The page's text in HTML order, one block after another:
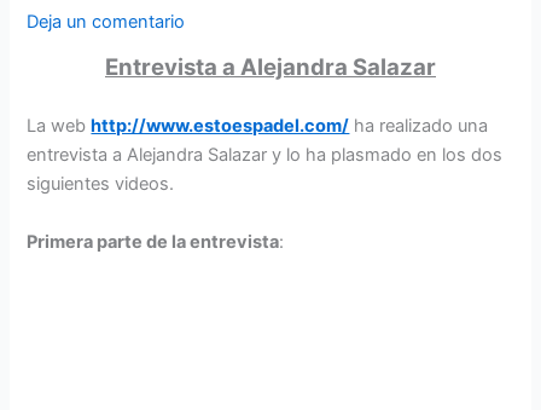
Deja un comentario
Entrevista a Alejandra Salazar
La webhttp://www.estoespadel.com/ ha realizado una
entrevista a Alejandra Salazar y lo ha plasmado en los dos
siguientes videos.
Primera parte de la entrevista: